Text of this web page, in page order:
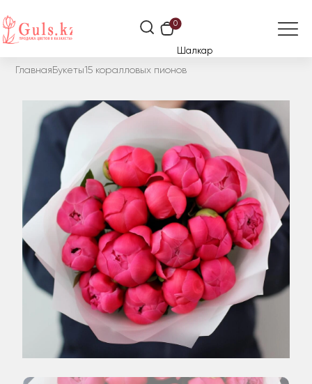
0
Шалкар
Главная Букеты15 коралловых пионов